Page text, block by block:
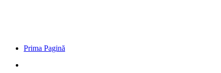
Prima Pagină